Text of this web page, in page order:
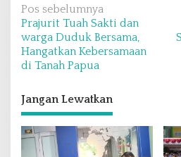
N
a
v
i
g
a
s
i
Pos sebelumnya
Prajurit Tuah Sakti dan
warga Duduk Bersama,
Hangatkan Kebersamaan
di Tanah Papua
Jangan Lewatkan